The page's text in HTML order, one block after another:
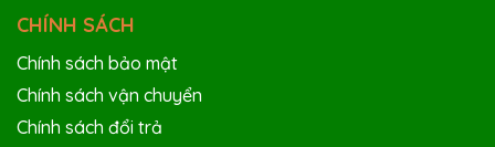
CHÍNH SÁCH
Chính sách bảo mật
Chính sách vận chuyển
Chính sách đổi trả